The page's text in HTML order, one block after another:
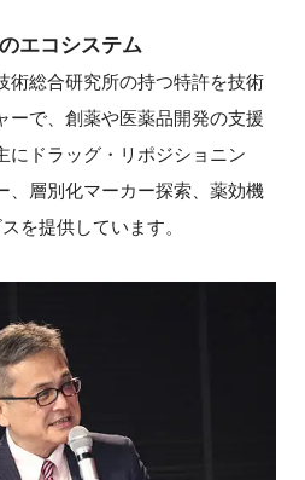
エコシステム
術総合研究所の持つ特許を技術
ーで、創薬や医薬品開発の支援
にドラッグ・リポジショニン
、層別化マーカー探索、薬効機
を提供しています。